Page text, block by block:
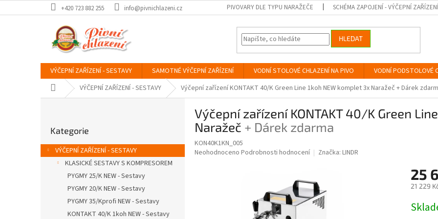
na
+420 723 882 255 info@pivnichlazeni.cz PIVOVARY DLE TYPU NARAŽEČE SCHÉMA ZAPOJENÍ - VÝČEPNÍ ZAŘÍZENÍ
HLEDAT
VÝČEPNÍ ZAŘÍZENÍ - SESTAVY SAMOTNÉ VÝČEPNÍ ZAŘÍZENÍ VODNÍ STOLOVÉ CHLAZENÍ NA PIVO VODNÍ PODSTOLOVÉ
Domů VÝČEPNÍ ZAŘÍZENÍ - SESTAVY Výčepní zařízení KONTAKT 40/K Green Line 1koh NEW komplet 3x Naražeč + Dárek
r
a
kategorie
Kategorie
VÝČEPNÍ ZAŘÍZENÍ - SESTAVY
KLASICKÉ SESTAVY S KOMPRESOREM
PYGMY 25/K NEW - Sestavy
PYGMY 20/K NEW - Sestavy
PYGMY 35/Kprofi NEW - Sestavy
KONTAKT 40/K 1koh NEW - Sestavy
Výčepní zařízení KONTAKT 40/K Green
Naražeč + Dárek zdarma
KON40K1KN_005
Průměrné
Neohodnoceno Podrobnosti hodnocení Značka: LINDR
25
21 229
cena: